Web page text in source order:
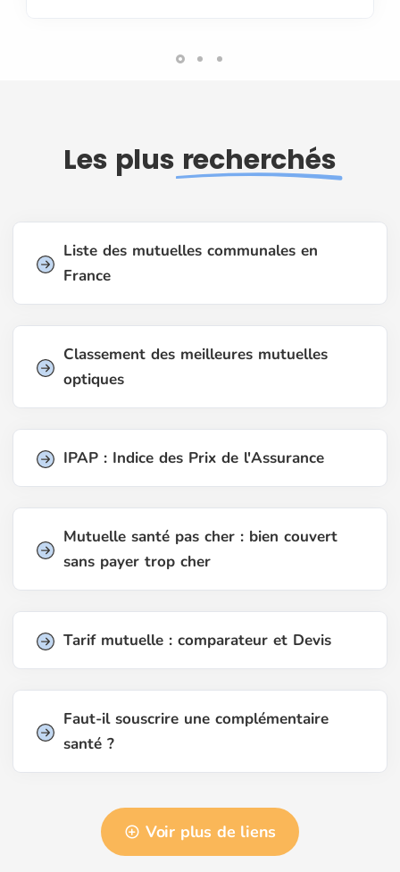
Les plus recherchés
Liste des mutuelles communales en
France
Classement des meilleures mutuelles
optiques
IPAP : Indice des Prix de l'Assurance
Mutuelle santé pas cher : bien couvert
sans payer trop cher
Tarif mutuelle : comparateur et Devis
Faut-il souscrire une complémentaire
santé ?
Voir plus de liens